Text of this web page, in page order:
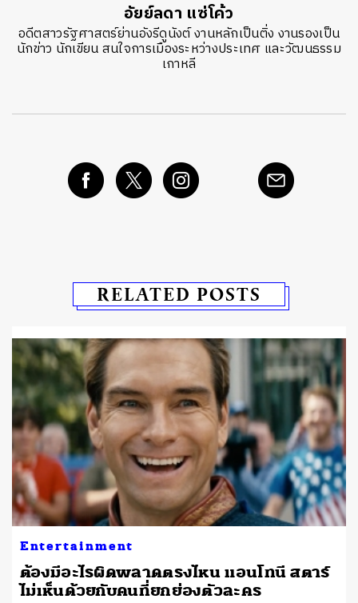
อัยย์ลดา แซ่โค้ว
อดีตสาวรัฐศาสตร์ย่านอังรีดูนังต์ งานหลักเป็นติ่ง งานรองเป็น
นักข่าว นักเขียน สนใจการเมืองระหว่างประเทศ และวัฒนธรรม
เกาหลี
RELATED POSTS
Entertainment
ต้องมีอะไรผิดพลาดตรงไหน แอนโทนี สตาร์
ไม่เห็นด้วยกับคนที่ยกย่องตัวละคร